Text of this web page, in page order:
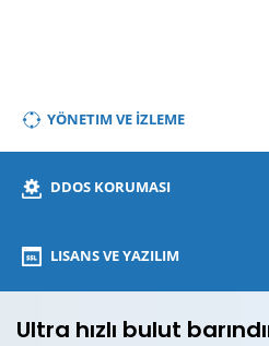
YÖNETIM VE İZLEME
DDOS KORUMASI
LISANS VE YAZILIM
Ultra hızlı bulut